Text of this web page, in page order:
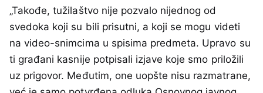
„Takođe, tužilaštvo nije pozvalo nijednog od
svedoka koji su bili prisutni, a koji se mogu videti
na video-snimcima u spisima predmeta. Upravo su
ti građani kasnije potpisali izjave koje smo priložili
uz prigovor. Međutim, one uopšte nisu razmatrane,